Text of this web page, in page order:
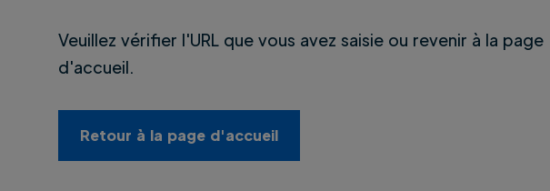
Veuillez vérifier l'URL que vous avez saisie ou revenir à la page
d'accueil.
Retour à la page d'accueil